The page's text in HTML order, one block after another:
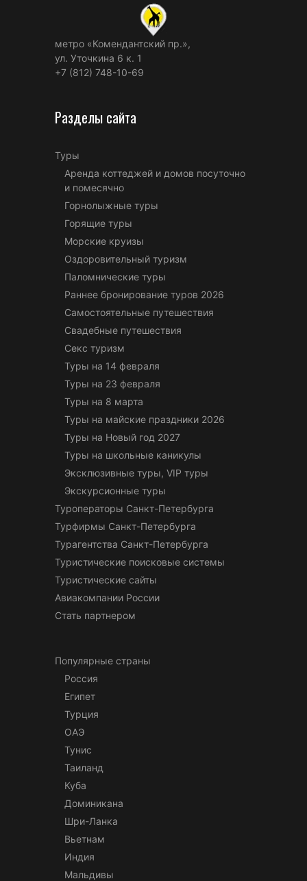
метро «Комендантский пр.»,
ул. Уточкина 6 к. 1
+7 (812) 748-10-69
Разделы сайта
Туры
Аренда коттеджей и домов посуточно
и помесячно
Горнолыжные туры
Горящие туры
Морские круизы
Оздоровительный туризм
Паломнические туры
Раннее бронирование туров 2026
Самостоятельные путешествия
Свадебные путешествия
Секс туризм
Туры на 14 февраля
Туры на 23 февраля
Туры на 8 марта
Туры на майские праздники 2026
Туры на Новый год 2027
Туры на школьные каникулы
Эксклюзивные туры, VIP туры
Экскурсионные туры
Туроператоры Санкт-Петербурга
Турфирмы Санкт-Петербурга
Турагентства Санкт-Петербурга
Туристические поисковые системы
Туристические сайты
Авиакомпании России
Стать партнером
Популярные страны
Россия
Египет
Турция
ОАЭ
Тунис
Таиланд
Куба
Доминикана
Шри-Ланка
Вьетнам
Индия
Мальдивы